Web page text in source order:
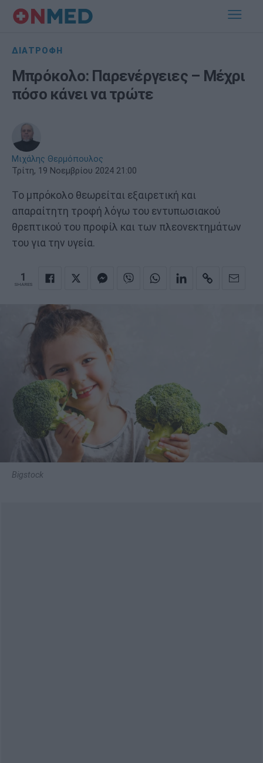
ΔΙΑΤΡΟΦΗ
Μπρόκολο: Παρενέργειες – Μέχρι
πόσο κάνει να τρώτε
Μιχάλης Θερμόπουλος
Τρίτη, 19 Νοεμβρίου 2024 21:00
Το μπρόκολο θεωρείται εξαιρετική και
απαραίτητη τροφή λόγω του εντυπωσιακού
θρεπτικού του προφίλ και των πλεονεκτημάτων
του για την υγεία.
1
SHARES
Bigstock